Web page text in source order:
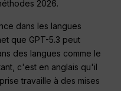
2026.
dans les langues
que GPT-5.3 peut
des langues comme le
c'est en anglais qu'il
travaille à des mises